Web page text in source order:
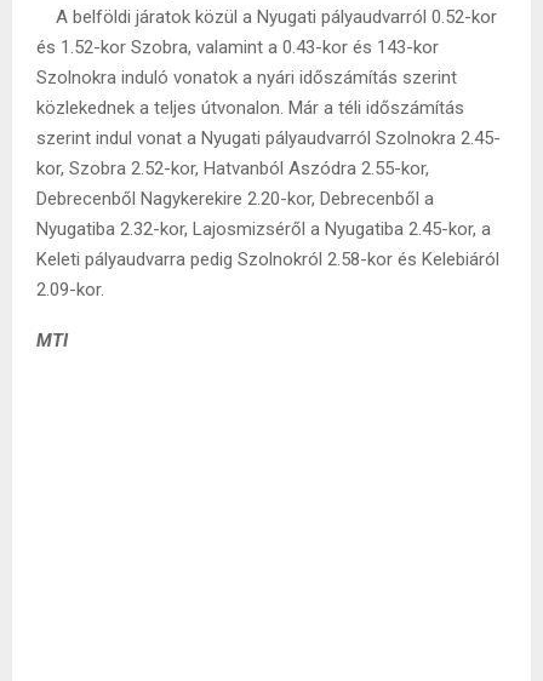
A belföldi járatok közül a Nyugati pályaudvarról 0.52-kor
és 1.52-kor Szobra, valamint a 0.43-kor és 143-kor
Szolnokra induló vonatok a nyári időszámítás szerint
közlekednek a teljes útvonalon. Már a téli időszámítás
szerint indul vonat a Nyugati pályaudvarról Szolnokra 2.45-
kor, Szobra 2.52-kor, Hatvanból Aszódra 2.55-kor,
Debrecenből Nagykerekire 2.20-kor, Debrecenből a
Nyugatiba 2.32-kor, Lajosmizséről a Nyugatiba 2.45-kor, a
Keleti pályaudvarra pedig Szolnokról 2.58-kor és Kelebiáról
2.09-kor.
MTI